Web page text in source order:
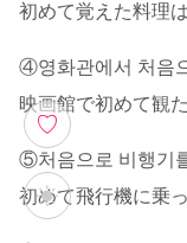
初めて覚えた料理
④영화관에서 처음
映画館で初めて観
⑤처음으로 비행기
初めて飛行機に乗
♡